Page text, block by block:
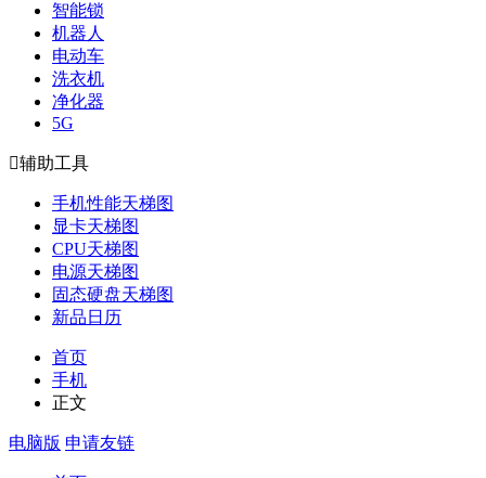
智能锁
机器人
电动车
洗衣机
净化器
5G
辅助工具
手机性能天梯图
显卡天梯图
CPU天梯图
电源天梯图
固态硬盘天梯图
新品日历
首页
手机
正文
电脑版 申请友链